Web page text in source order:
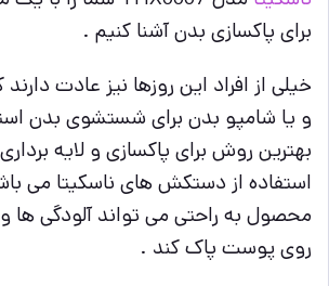
برای پاکسازی بدن آشنا کنیم .
خیلی از افراد این روزها نیز عادت
و یا شامپو بدن برای شستشوی بدن
بهترین روش برای پاکسازی و لایه
استفاده از دستکش های ناسکیتا می
محصول به راحتی می تواند آلودگی ها و
روی پوست پاک کند .